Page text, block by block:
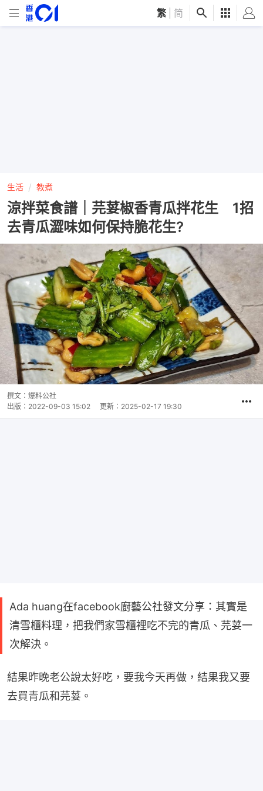
繁 简
生活 教煮
涼拌菜食譜｜芫荽椒香青瓜拌花生 1招
去青瓜澀味如何保持脆花生?
撰文： 爆料公社
出版： 2022-09-03 15:02 更新： 2025-02-17 19:30
Ada huang在facebook廚藝公社發文分享：其實是
清雪櫃料理，把我們家雪櫃裡吃不完的青瓜、芫荽一
次解決。
結果昨晚老公說太好吃，要我今天再做，結果我又要
去買青瓜和芫荽。